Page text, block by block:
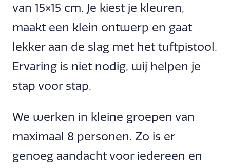
van 15×15 cm. Je kiest je kleuren,
maakt een klein ontwerp en gaat
lekker aan de slag met het tuftpistool.
Ervaring is niet nodig, wij helpen je
stap voor stap.
We werken in kleine groepen van
maximaal 8 personen. Zo is er
genoeg aandacht voor iedereen en